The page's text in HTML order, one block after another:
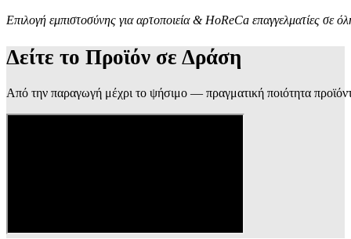
Επιλογή εμπιστοσύνης για αρτοποιεία & HoReCa επαγγελματίες σε
Δείτε το Προϊόν σε Δράση
Από την παραγωγή μέχρι το ψήσιμο — πραγματική ποιότητα